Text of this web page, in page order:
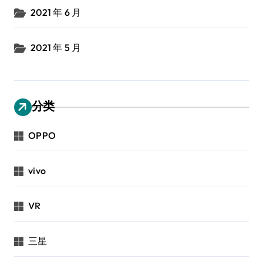
2021 年 6 月
2021 年 5 月
分类
OPPO
vivo
VR
三星